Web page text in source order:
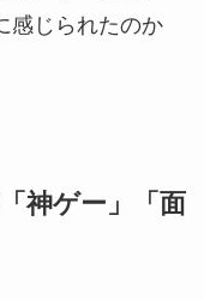
感じられたのか
神ゲー」「面